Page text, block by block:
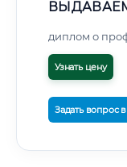
диплом о
Узнать цену
Задать вопрос